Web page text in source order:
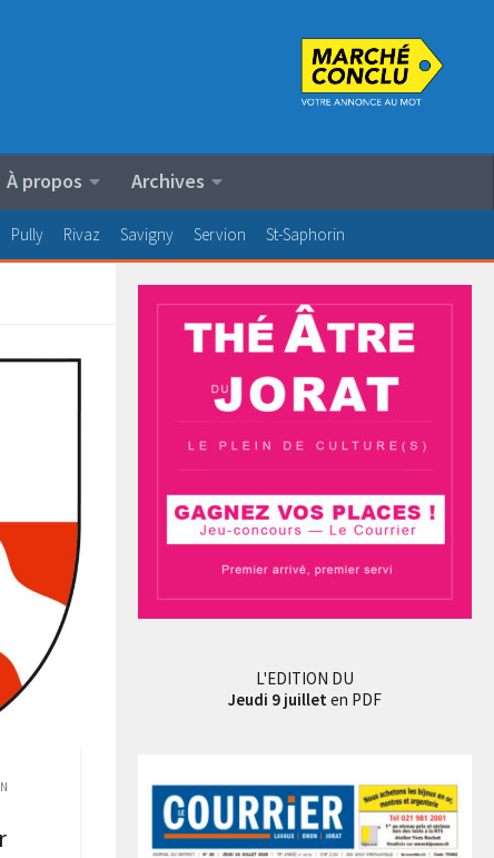
À propos Archives
Pully Rivaz Savigny Servion St-Saphorin
L'EDITION DU
Jeudi 9 juillet en PDF